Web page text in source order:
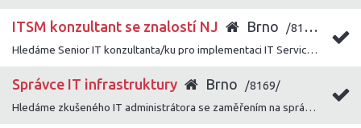
ITSM konzultant se znalostí NJ Brno
/8170/
Hledáme Senior IT konzultanta/ku pro implementaci IT Service Management řešení u firemních zákazníků.
Správce IT infrastruktury Brno
/8169/
Hledáme zkušeného IT administrátora se zaměřením na správu a rozvoj firemní IT infrastruktury, který se orientuje napříč oblastmi serverové infrastruktury, sítí, virtualizace a bezpečnosti.